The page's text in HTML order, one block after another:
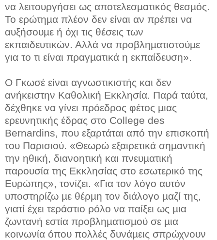
να λειτουργήσει ως αποτελεσµατικός θεσµός.
Το ερώτηµα πλέον δεν είναι αν πρέπει να
αυξήσουµε ή όχι τις θέσεις των
εκπαιδευτικών. Αλλά να προβληµατιστούµε
για το τι είναι πραγµατικά η εκπαίδευση».
Ο Γκωσέ είναι αγνωστικιστής και δεν
ανήκειστην Καθολική Εκκλησία. Παρά ταύτα,
δέχθηκε να γίνει πρόεδρος φέτος µιας
ερευνητικής έδρας στο College des
Bernardins, που εξαρτάται από την επισκοπή
του Παρισιού. «Θεωρώ εξαιρετικά σηµαντική
την ηθική, διανοητική και πνευµατική
παρουσία της Εκκλησίας στο εσωτερικό της
Ευρώπης», τονίζει. «Για τον λόγο αυτόν
υποστηρίζω µε θέρµη τον διάλογο µαζί της,
γιατί έχει τεράστιο ρόλο να παίξει ως µια
ζωντανή εστία προβληµατισµού σε µια
κοινωνία όπου πολλές δυνάµεις σπρώχνουν